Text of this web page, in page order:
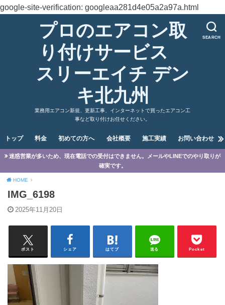
google-site-verification: googleaa281d4e05a2a97a.html
SEARCH
プロのエアコン取
り付けサービス
スリーエイチ デン
キ北九州
業務用エアコン新規、更新工事、インターネットで買ったエアコン工
事など取り付けお任せください。
トップ 料金 初めての方へ 会社概要 施工実績 お問い合わせ
迷惑営業が多いため、現在電話での受付はできません。メールやLINEでのやり取りが
確実です。
HOME
IMG_6198
2025年11月20日
ポスト シェア はてブ 送る Pocket